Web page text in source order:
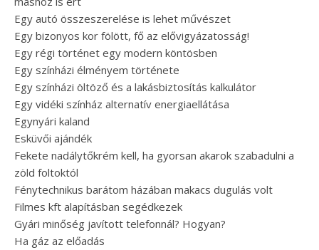
Egy autó összeszerelése is lehet művészet
Egy bizonyos kor fölött, fő az elővigyázatosság!
Egy régi történet egy modern köntösben
Egy színházi élményem története
Egy színházi öltöző és a lakásbiztosítás kalkulátor
Egy vidéki színház alternatív energiaellátása
Egynyári kaland
Esküvői ajándék
Fekete nadálytőkrém kell, ha gyorsan akarok szabadulni a
zöld foltoktól
Fénytechnikus barátom házában makacs dugulás volt
Filmes kft alapításban segédkezek
Gyári minőség javított telefonnál? Hogyan?
Ha gáz az előadás